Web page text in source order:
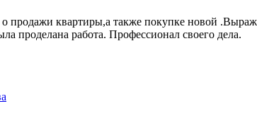
о продажи квартиры,а также покупке новой
проделана работа. Профессионал своего дела.